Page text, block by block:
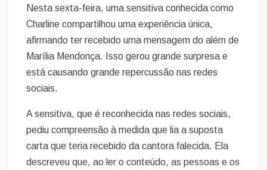
Nesta sexta-feira, uma sensitiva conhecida como
Charline compartilhou uma experiência única,
afirmando ter recebido uma mensagem do além de
Marília Mendonça. Isso gerou grande surpresa e
está causando grande repercussão nas redes
sociais.
A sensitiva, que é reconhecida nas redes sociais,
pediu compreensão à medida que lia a suposta
carta que teria recebido da cantora falecida. Ela
descreveu que, ao ler o conteúdo, as pessoas e os